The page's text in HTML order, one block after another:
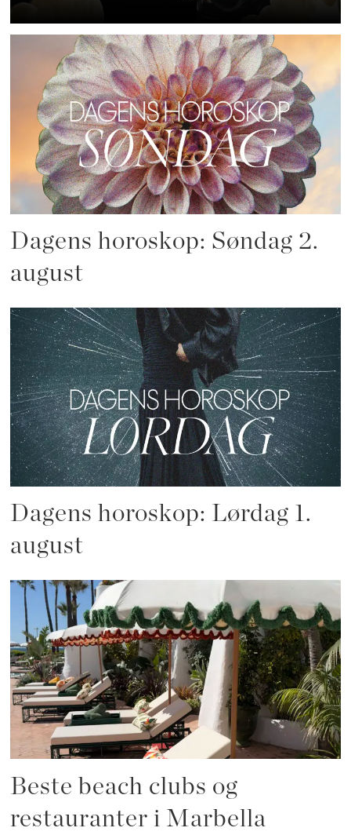
Dagens horoskop: Søndag 2.
august
Dagens horoskop: Lørdag 1.
august
Beste beach clubs og
restauranter i Marbella